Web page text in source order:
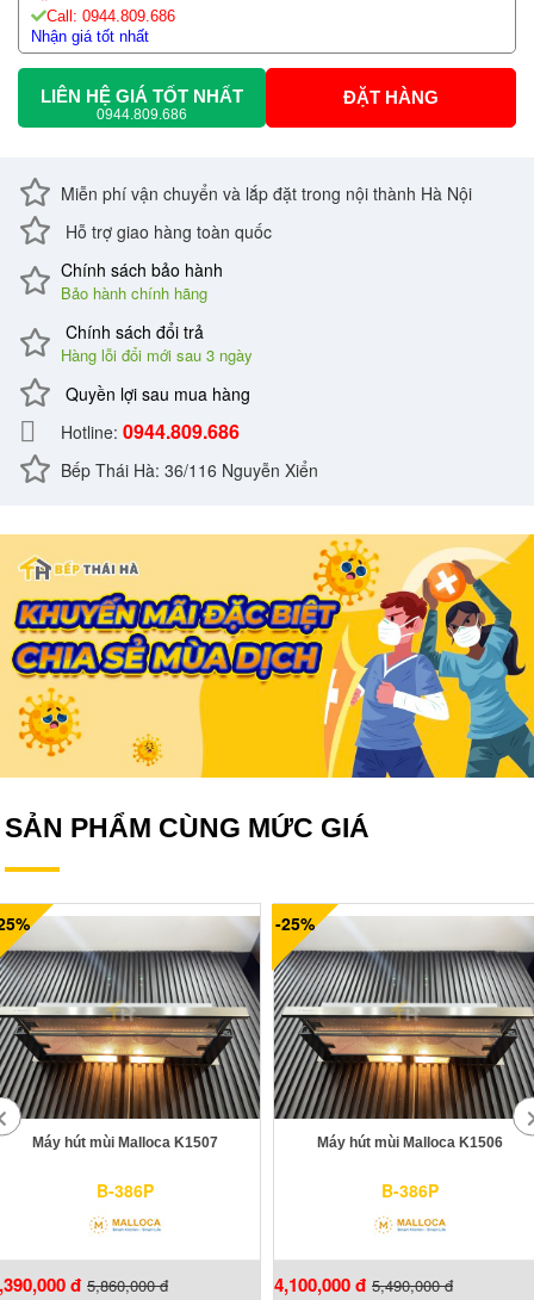
Call: 0944.809.686
Nhận giá tốt nhất
LIÊN HỆ GIÁ TỐT NHẤT
0944.809.686
ĐẶT HÀNG
Miễn phí vận chuyển và lắp đặt trong nội thành Hà Nội
Hỗ trợ giao hàng toàn quốc
Chính sách bảo hành
Bảo hành chính hãng
Chính sách đổi trả
Hàng lỗi đổi mới sau 3 ngày
Quyền lợi sau mua hàng
Hotline: 0944.809.686
Bếp Thái Hà: 36/116 Nguyễn Xiển
SẢN PHẨM CÙNG MỨC GIÁ
Máy hút mùi Malloca K1507
B-386P
đ 5,860,000 đ
-25%
Máy hút mùi Malloca K1506
B-386P
4,100,000 đ 5,490,000 đ